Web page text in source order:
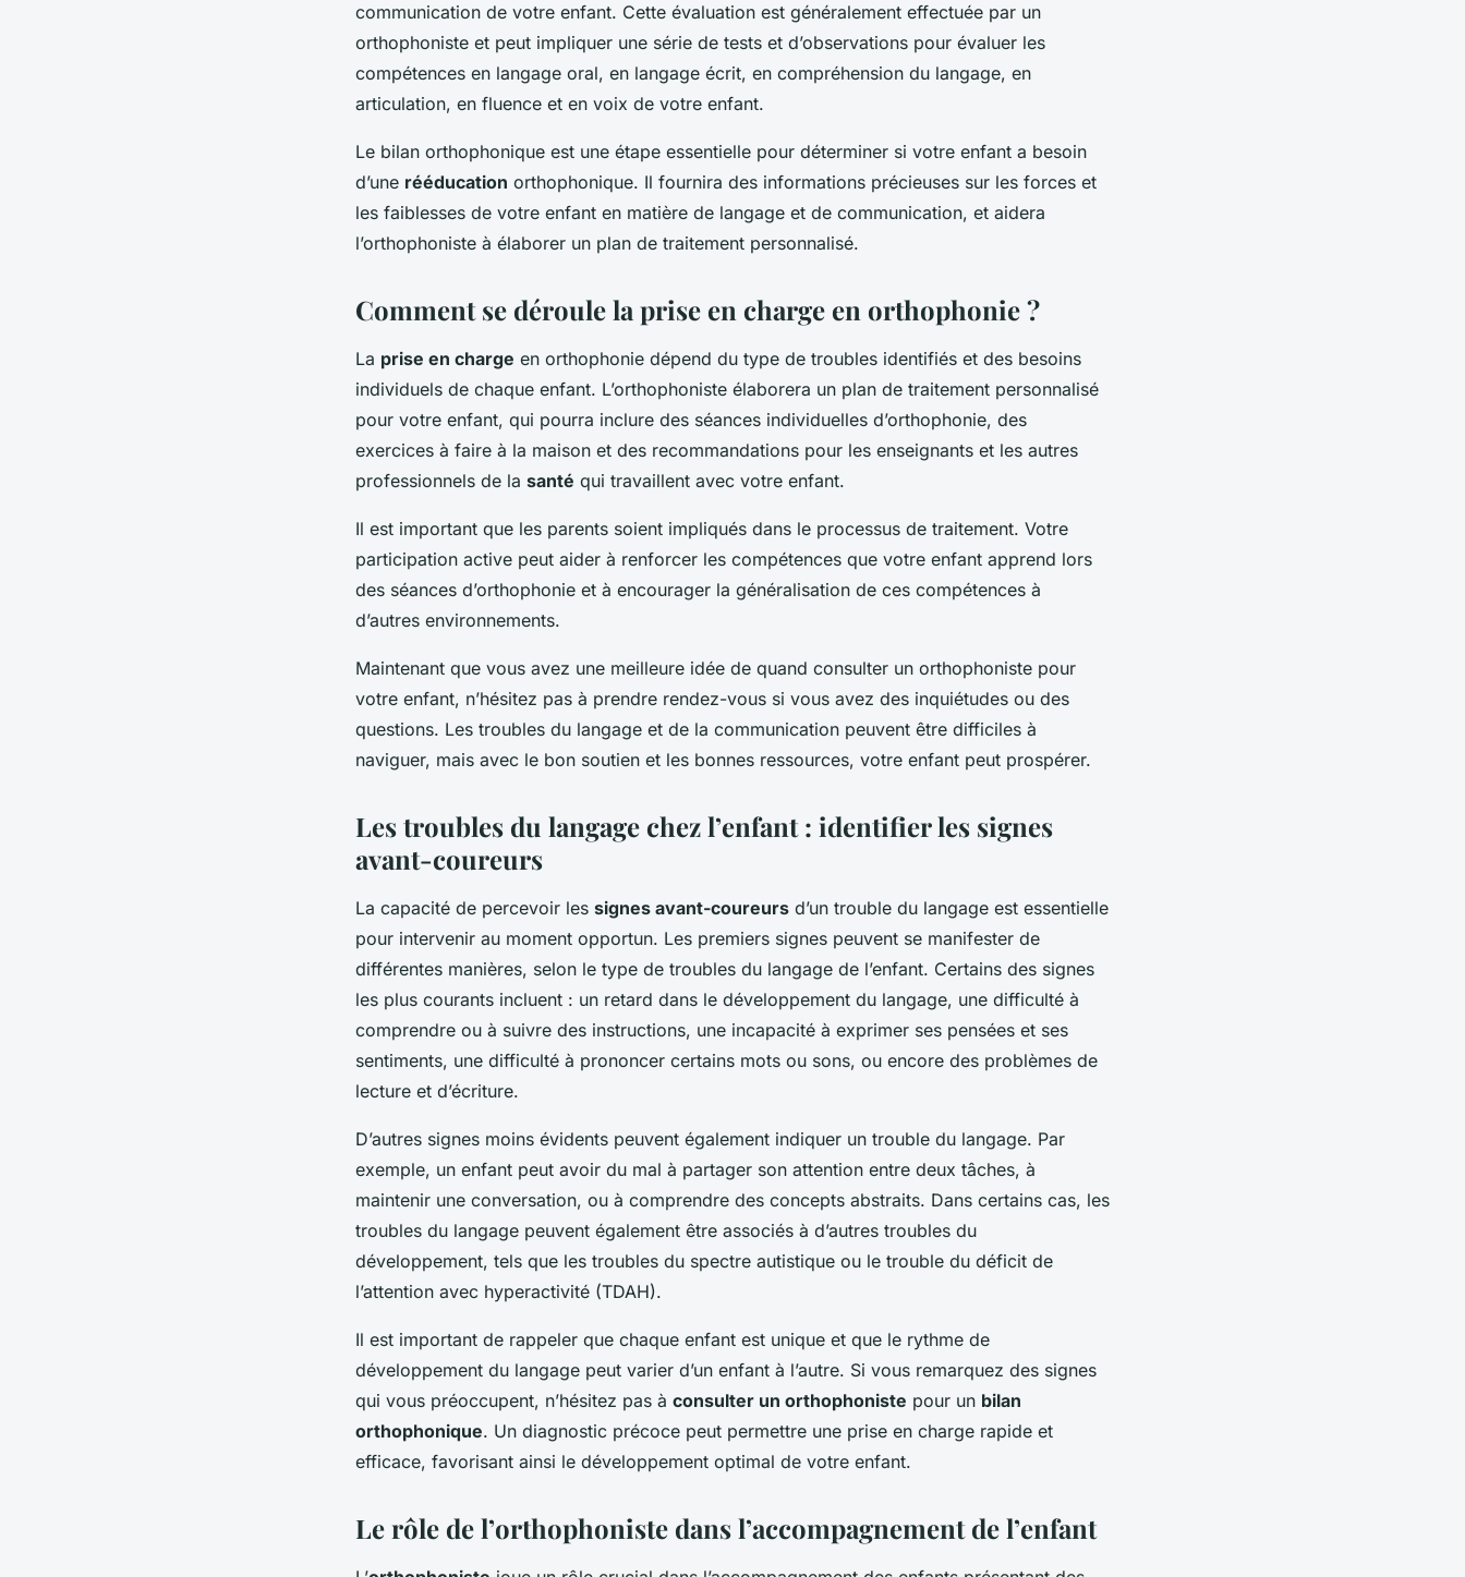
communication de votre enfant. Cette évaluation est généralement effectuée par un
orthophoniste et peut impliquer une série de tests et d’observations pour évaluer les
compétences en langage oral, en langage écrit, en compréhension du langage, en
articulation, en fluence et en voix de votre enfant.
Le bilan orthophonique est une étape essentielle pour déterminer si votre enfant a besoin
d’une rééducation orthophonique. Il fournira des informations précieuses sur les forces et
les faiblesses de votre enfant en matière de langage et de communication, et aidera
l’orthophoniste à élaborer un plan de traitement personnalisé.
Comment se déroule la prise en charge en orthophonie ?
La prise en charge en orthophonie dépend du type de troubles identifiés et des besoins
individuels de chaque enfant. L’orthophoniste élaborera un plan de traitement personnalisé
pour votre enfant, qui pourra inclure des séances individuelles d’orthophonie, des
exercices à faire à la maison et des recommandations pour les enseignants et les autres
professionnels de la santé qui travaillent avec votre enfant.
Il est important que les parents soient impliqués dans le processus de traitement. Votre
participation active peut aider à renforcer les compétences que votre enfant apprend lors
des séances d’orthophonie et à encourager la généralisation de ces compétences à
d’autres environnements.
Maintenant que vous avez une meilleure idée de quand consulter un orthophoniste pour
votre enfant, n’hésitez pas à prendre rendez-vous si vous avez des inquiétudes ou des
questions. Les troubles du langage et de la communication peuvent être difficiles à
naviguer, mais avec le bon soutien et les bonnes ressources, votre enfant peut prospérer.
Les troubles du langage chez l’enfant : identifier les signes
avant-coureurs
La capacité de percevoir les signes avant-coureurs d’un trouble du langage est essentielle
pour intervenir au moment opportun. Les premiers signes peuvent se manifester de
différentes manières, selon le type de troubles du langage de l’enfant. Certains des signes
les plus courants incluent : un retard dans le développement du langage, une difficulté à
comprendre ou à suivre des instructions, une incapacité à exprimer ses pensées et ses
sentiments, une difficulté à prononcer certains mots ou sons, ou encore des problèmes de
lecture et d’écriture.
D’autres signes moins évidents peuvent également indiquer un trouble du langage. Par
exemple, un enfant peut avoir du mal à partager son attention entre deux tâches, à
maintenir une conversation, ou à comprendre des concepts abstraits. Dans certains cas, les
troubles du langage peuvent également être associés à d’autres troubles du
développement, tels que les troubles du spectre autistique ou le trouble du déficit de
l’attention avec hyperactivité (TDAH).
Il est important de rappeler que chaque enfant est unique et que le rythme de
développement du langage peut varier d’un enfant à l’autre. Si vous remarquez des signes
qui vous préoccupent, n’hésitez pas à consulter un orthophoniste pour un bilan
orthophonique. Un diagnostic précoce peut permettre une prise en charge rapide et
efficace, favorisant ainsi le développement optimal de votre enfant.
Le rôle de l’orthophoniste dans l’accompagnement de l’enfant